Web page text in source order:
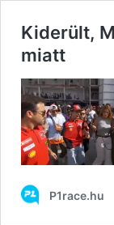
Kiderült,
miatt
P1race.hu